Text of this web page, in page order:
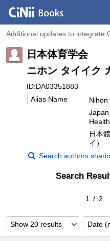
Additional updates to integrate
日本体育学会
ニホン タイイク
ID:DA03351883
Alias Name
Nihon
Japan
日本
イ）
Search authors
Search
1 / 2
Show 20 results Date